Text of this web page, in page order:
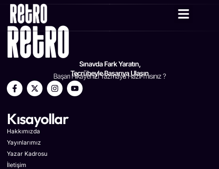
Sınavda Fark Yaratın,
Tecrübeyle Başarıya Ulaşın
Başarı Hikayenizi Yazmaya Hazır mısınız ?
Kısayollar
Hakkımızda
Yayınlarımız
Yazar Kadrosu
İletişim